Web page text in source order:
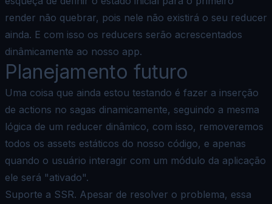
render não quebrar, pois nele não existirá o seu reducer
ainda. E com isso os reducers serão acrescentados
dinâmicamente ao nosso app.
Planejamento futuro
Uma coisa que ainda estou testando é fazer a inserção
de actions no sagas dinamicamente, seguindo a mesma
lógica de um reducer dinâmico, com isso, removeremos
todos os assets estáticos do nosso código, e apenas
quando o usuário interagir com um módulo da aplicação
ele será "ativado".
Suporte a SSR. Apesar de resolver o problema, essa